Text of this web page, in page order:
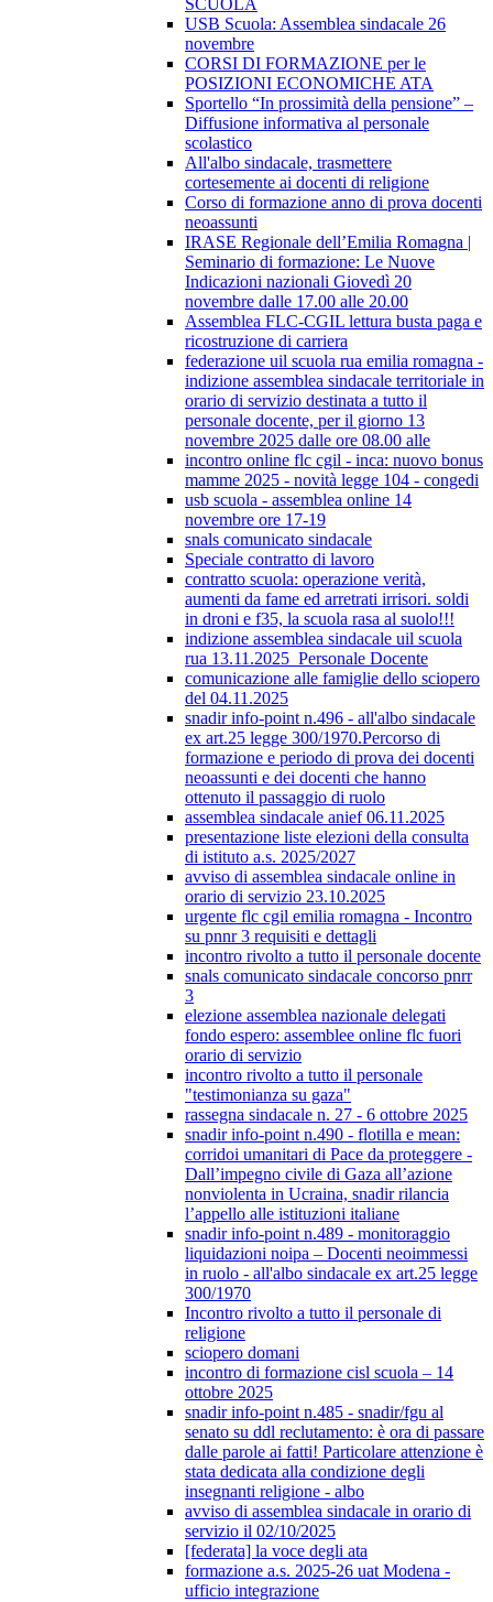
SCUOLA
USB Scuola: Assemblea sindacale 26
novembre
CORSI DI FORMAZIONE per le
POSIZIONI ECONOMICHE ATA
Sportello “In prossimità della pensione” –
Diffusione informativa al personale
scolastico
All'albo sindacale, trasmettere
cortesemente ai docenti di religione
Corso di formazione anno di prova docenti
neoassunti
IRASE Regionale dell’Emilia Romagna |
Seminario di formazione: Le Nuove
Indicazioni nazionali Giovedì 20
novembre dalle 17.00 alle 20.00
Assemblea FLC-CGIL lettura busta paga e
ricostruzione di carriera
federazione uil scuola rua emilia romagna -
indizione assemblea sindacale territoriale in
orario di servizio destinata a tutto il
personale docente, per il giorno 13
novembre 2025 dalle ore 08.00 alle
incontro online flc cgil - inca: nuovo bonus
mamme 2025 - novità legge 104 - congedi
usb scuola - assemblea online 14
novembre ore 17-19
snals comunicato sindacale
Speciale contratto di lavoro
contratto scuola: operazione verità,
aumenti da fame ed arretrati irrisori. soldi
in droni e f35, la scuola rasa al suolo!!!
indizione assemblea sindacale uil scuola
rua 13.11.2025_Personale Docente
comunicazione alle famiglie dello sciopero
del 04.11.2025
snadir info-point n.496 - all'albo sindacale
ex art.25 legge 300/1970.Percorso di
formazione e periodo di prova dei docenti
neoassunti e dei docenti che hanno
ottenuto il passaggio di ruolo
assemblea sindacale anief 06.11.2025
presentazione liste elezioni della consulta
di istituto a.s. 2025/2027
avviso di assemblea sindacale online in
orario di servizio 23.10.2025
urgente flc cgil emilia romagna - Incontro
su pnnr 3 requisiti e dettagli
incontro rivolto a tutto il personale docente
snals comunicato sindacale concorso pnrr
3
elezione assemblea nazionale delegati
fondo espero: assemblee online flc fuori
orario di servizio
incontro rivolto a tutto il personale
"testimonianza su gaza"
rassegna sindacale n. 27 - 6 ottobre 2025
snadir info-point n.490 - flotilla e mean:
corridoi umanitari di Pace da proteggere -
Dall’impegno civile di Gaza all’azione
nonviolenta in Ucraina, snadir rilancia
l’appello alle istituzioni italiane
snadir info-point n.489 - monitoraggio
liquidazioni noipa – Docenti neoimmessi
in ruolo - all'albo sindacale ex art.25 legge
300/1970
Incontro rivolto a tutto il personale di
religione
sciopero domani
incontro di formazione cisl scuola – 14
ottobre 2025
snadir info-point n.485 - snadir/fgu al
senato su ddl reclutamento: è ora di passare
dalle parole ai fatti! Particolare attenzione è
stata dedicata alla condizione degli
insegnanti religione - albo
avviso di assemblea sindacale in orario di
servizio il 02/10/2025
[federata] la voce degli ata
formazione a.s. 2025-26 uat Modena -
ufficio integrazione